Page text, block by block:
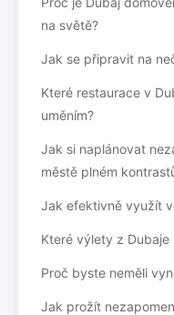
na světě?
Jak se připravit na
Které restaurace v
uměním?
Jak si naplánovat
městě plném
Jak efektivně využít
Které výlety z
Proč byste neměli
Jak prožít